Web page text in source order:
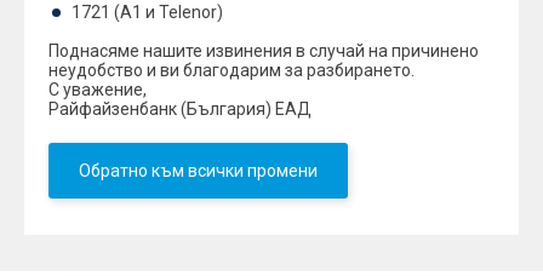
1721 (A1 и Telenor)
Поднасяме нашите извинения в случай на причинено
неудобство и ви благодарим за разбирането.
С уважение,
Райфайзенбанк (България) ЕАД
Обратно към всички промени